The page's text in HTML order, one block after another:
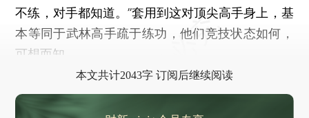
不练，对手都知道。”套用到这对顶尖高手身上，基
本等同于武林高手疏于练功，他们竞技状态如何，
可想而知。
本文共计2043字 订阅后继续阅读